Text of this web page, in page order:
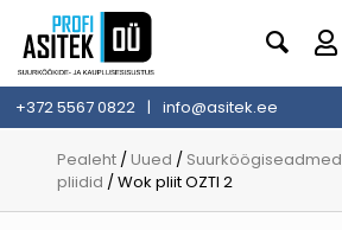
+372 5567 0822 | info@asitek.ee
Pealeht /Uued / Suurköögiseadmed
pliidid / Wok pliit OZTI 2